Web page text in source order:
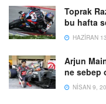
Toprak
bu hafta
HAZIRAN
Arjun
ne sebep
NISAN 9,